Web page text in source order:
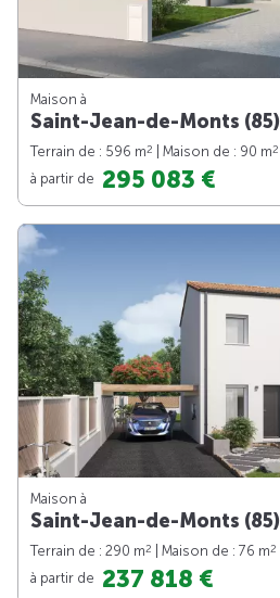
Maison à
Saint-Jean-de-Monts (85)
Terrain de : 596 m2 | Maison de : 90 m2
à partir de 295 083 €
Maison à
Saint-Jean-de-Monts (85)
Terrain de : 290 m2 | Maison de : 76 m2
à partir de 237 818 €